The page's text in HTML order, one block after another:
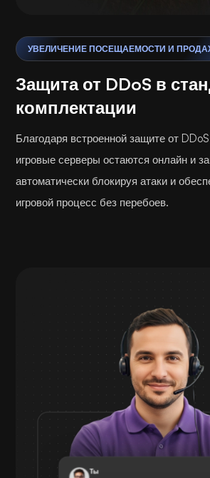
УВЕЛИЧЕНИЕ ПОСЕЩАЕМОСТИ И
Защита от DDoS в
комплектации
Благодаря встроенной защите от
игровые серверы остаются онлайн и
автоматически блокируя атаки и
игровой процесс без перебоев.
Ты